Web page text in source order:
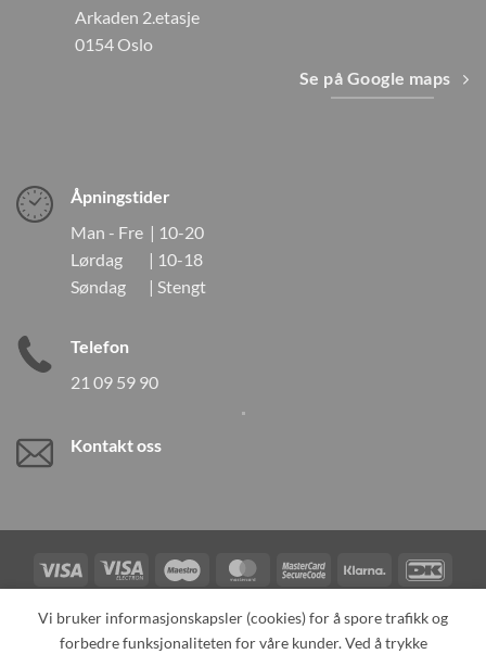
Arkaden 2.etasje
0154 Oslo
Se på Google maps
Åpningstider
Man - Fre | 10-20
Lørdag | 10-18
Søndag | Stengt
Telefon
21 09 59 90
Kontakt oss
Visa
Visa
Electron
Maestro MasterCardMasterCard
2
Klarna
Card
TILBAKEKALLINGER KONTAKT OSS OM OSS
Vi bruker informasjonskapsler (cookies) for å spore trafikk og
forbedre funksjonaliteten for våre kunder. Ved å trykke